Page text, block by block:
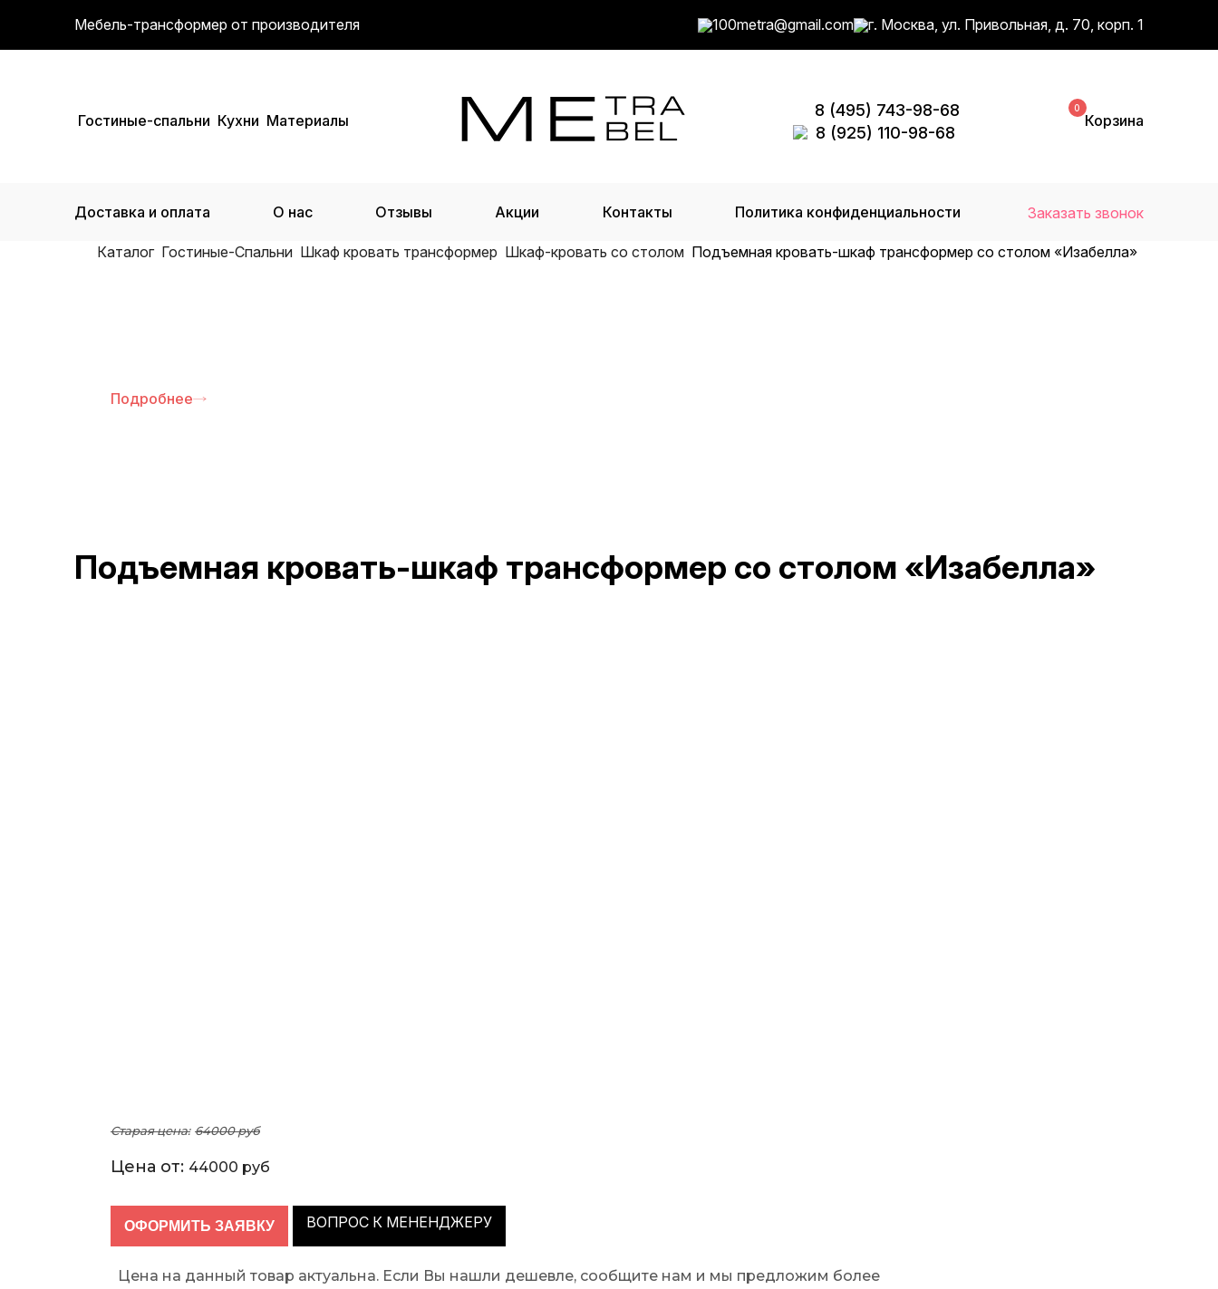
Мебель-трансформер от производителя 100metra@gmail.com г. Москва, ул. Привольная, д. 70, корп. 1
Гостиные-спальни Кухни Материалы
8 (495) 743-98-68
8 (925) 110-98-68
Корзина
0
Доставка и оплата О нас Отзывы Акции Контакты Политика конфиденциальности Заказать звонок
Каталог Гостиные-Спальни Шкаф кровать трансформер Шкаф-кровать со столом Подъемная кровать-шкаф трансформер со столом «Изабелла»
Подробнее
Подъемная кровать-шкаф трансформер со столом «Изабелла»
Старая цена: 64000 руб
Цена от: 44000 руб
ВОПРОС К МЕНЕНДЖЕРУ
Цена на данный товар актуальна. Если Вы нашли дешевле, сообщите нам и мы предложим более